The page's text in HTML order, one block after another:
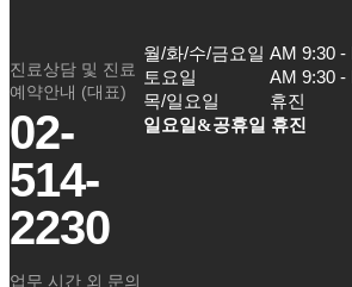
진료상담 및 진료
예약안내 (대표)
02-
514-
2230
업무 시간 외 문의
월/화/수/금요일
토요일
목/일요일
AM 9:30 -
AM 9:30 -
휴진
일요일&공휴일 휴진